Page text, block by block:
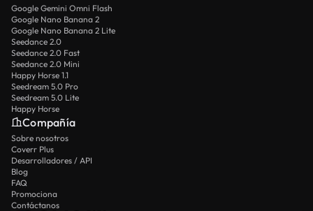
Google Gemini Omni Flash
Google Nano Banana 2
Google Nano Banana 2 Lite
Seedance 2.0
Seedance 2.0 Fast
Seedance 2.0 Mini
Happy Horse 1.1
Seedream 5.0 Pro
Seedream 5.0 Lite
Happy Horse
Compañía
Sobre nosotros
Coverr Plus
Desarrolladores / API
Blog
FAQ
Promociona
Contáctanos